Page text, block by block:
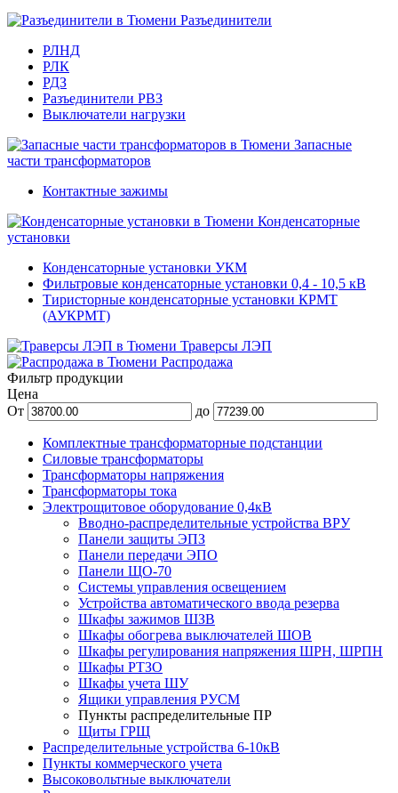
Разъединители
РЛНД
РЛК
РДЗ
Разъединители РВЗ
Выключатели нагрузки
Запасные
части трансформаторов
Контактные зажимы
Конденсаторные
установки
Конденсаторные установки УКМ
Фильтровые конденсаторные установки 0,4 - 10,5 кВ
Тиристорные конденсаторные установки КРМТ
(АУКРМТ)
Траверсы ЛЭП
Распродажа
Фильтр продукции
Цена
От
до
Комплектные трансформаторные подстанции
Силовые трансформаторы
Трансформаторы напряжения
Трансформаторы тока
Электрощитовое оборудование 0,4кВ
Вводно-распределительные устройства ВРУ
Панели защиты ЭПЗ
Панели передачи ЭПО
Панели ЩО-70
Системы управления освещением
Устройства автоматического ввода резерва
Шкафы зажимов ШЗВ
Шкафы обогрева выключателей ШОВ
Шкафы регулирования напряжения ШРН, ШРПН
Шкафы РТЗО
Шкафы учета ШУ
Ящики управления РУСМ
Пункты распределительные ПР
Щиты ГРЩ
Распределительные устройства 6-10кВ
Пункты коммерческого учета
Высоковольтные выключатели